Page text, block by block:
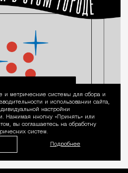
Уведомление
и метрические системы для сбора и
и использовании сайта,
настройки
Нажимая кнопку «Принять» или
вы соглашаетесь на обработку
систем.
Подробнее